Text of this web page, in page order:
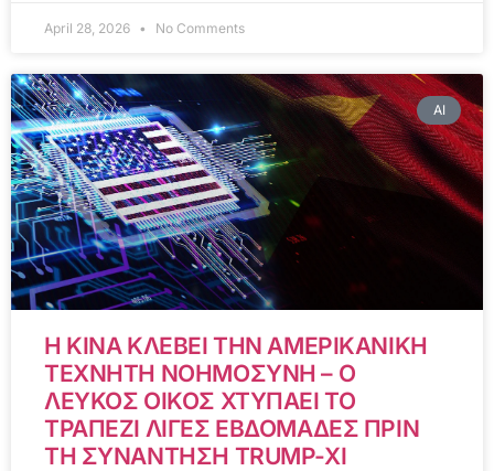
April 28, 2026 No Comments
AI
Η ΚΙΝΑ ΚΛΕΒΕΙ ΤΗΝ ΑΜΕΡΙΚΑΝΙΚΗ
ΤΕΧΝΗΤΗ ΝΟΗΜΟΣΥΝΗ – Ο
ΛΕΥΚΟΣ ΟΙΚΟΣ ΧΤΥΠΑΕΙ ΤΟ
ΤΡΑΠΕΖΙ ΛΙΓΕΣ ΕΒΔΟΜΑΔΕΣ ΠΡΙΝ
ΤΗ ΣΥΝΑΝΤΗΣΗ TRUMP-XI